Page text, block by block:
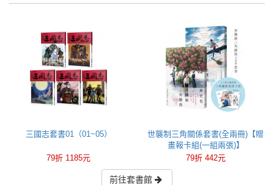
三國志套書01（01~05）
79折 1185元
世襲制三角關係套書(全兩冊)【贈
畫報卡組(一組兩張)】
79折 442元
前往套書館